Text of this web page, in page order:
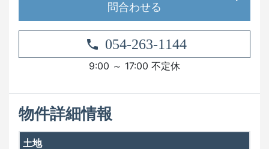
問合わせる
054-263-1144
9:00 ～ 17:00 不定休
物件詳細情報
土地